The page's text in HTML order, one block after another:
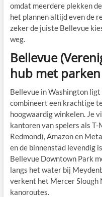
omdat meerdere plekken
het plannen altijd even de
zeker de juiste Bellevue
weg.
Bellevue
hub met
Bellevue in Washington
combineert een krachtige
hoogwaardig winkelen. Je
kantoren van spelers als
Redmond), Amazon en
en de binnenstad levendig
Bellevue Downtown Park
langs het water bij
verkent het Mercer Slough
kano­routes.